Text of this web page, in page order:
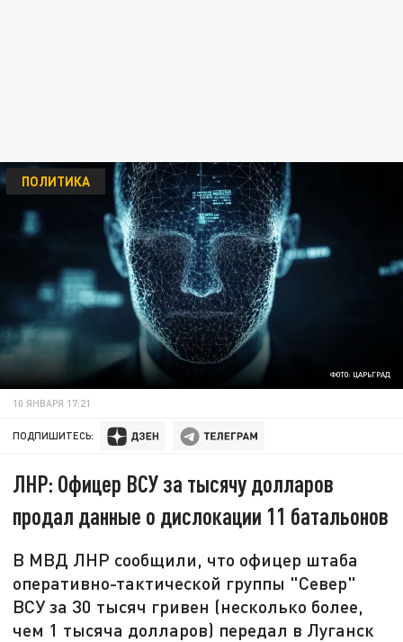
ФОТО: ЦАРЬГРАД
ПОЛИТИКА
10 ЯНВАРЯ 17:21
ПОДПИШИТЕСЬ:
ЛНР: Офицер ВСУ за тысячу долларов
продал данные о дислокации 11 батальонов
В МВД ЛНР сообщили, что офицер штаба
оперативно-тактической группы "Север"
ВСУ за 30 тысяч гривен (несколько более,
чем 1 тысяча долларов) передал в Луганск